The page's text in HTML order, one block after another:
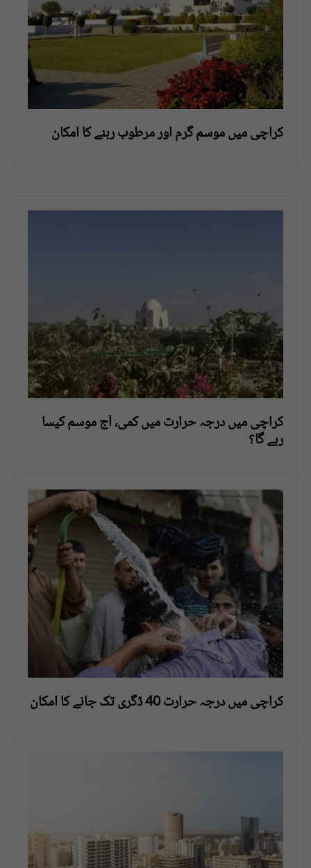
کراچی میں موسم گرم اور مرطوب رہنے کا امکان
کراچی میں درجہ حرارت میں کمی، آج موسم کیسا
رہے گا؟
کراچی میں درجہ حرارت 40 ڈگری تک جانے کا امکان